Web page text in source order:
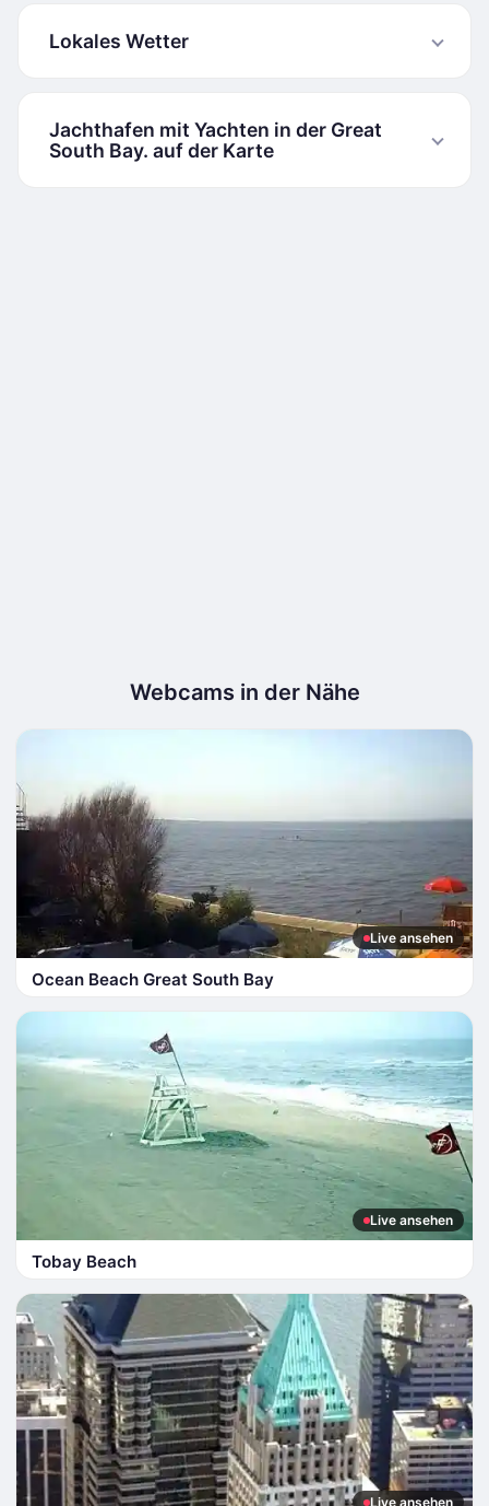
Lokales Wetter
Jachthafen mit Yachten in der Great
South Bay. auf der Karte
Webcams in der Nähe
Live ansehen
Ocean Beach Great South Bay
Live ansehen
Tobay Beach
Live ansehen